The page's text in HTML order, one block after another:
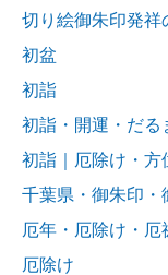
切り絵御朱印発祥
初盆
初詣
初詣・開運・だる
初詣｜厄除け・方
千葉県・御朱印・
厄年・厄除け・厄
厄除け